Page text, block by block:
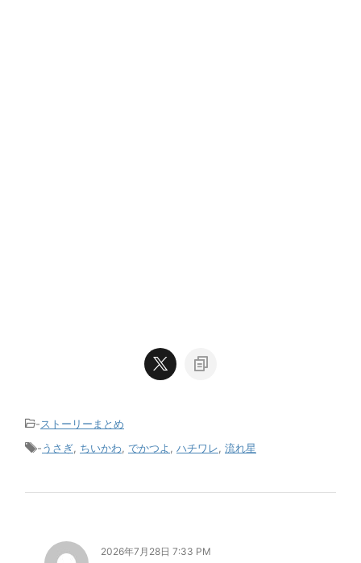
-ストーリーまとめ
-うさぎ, ちいかわ, でかつよ , ハチワレ, 流れ星
2026年7月28日 7:33 PM